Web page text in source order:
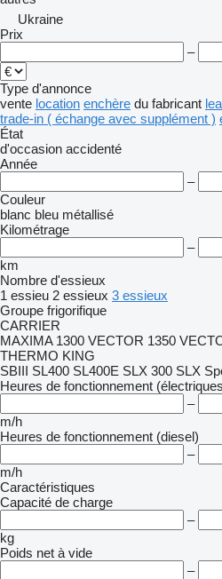
Ukraine
Prix
–
Type d'annonce
vente location enchère du fabricant
trade-in ( échange avec supplément )
État
d'occasion accidenté
Année
–
Couleur
blanc bleu métallisé
Kilométrage
–
km
Nombre d'essieux
1 essieu 2 essieux 3 essieux
Groupe frigorifique
CARRIER
MAXIMA 1300 VECTOR 1350
THERMO KING
SBIII SL400 SL400E SLX 300 SLX
Heures de fonctionnement
–
m/h
Heures de fonctionnement (diesel)
–
m/h
Caractéristiques
Capacité de charge
–
kg
Poids net à vide
–